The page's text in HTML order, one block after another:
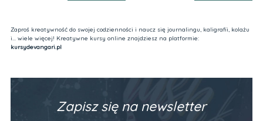
Zaproś kreatywność do swojej codzienności i naucz się journalingu, kaligrafii, kolażu
i... wiele więcej! Kreatywne kursy online znajdziesz na platformie:
kursydevangari.pl
Zapisz się na newsletter